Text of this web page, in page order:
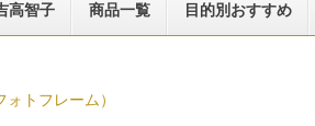
高智子 商品一覧 目的別おすすめ
トフレーム）